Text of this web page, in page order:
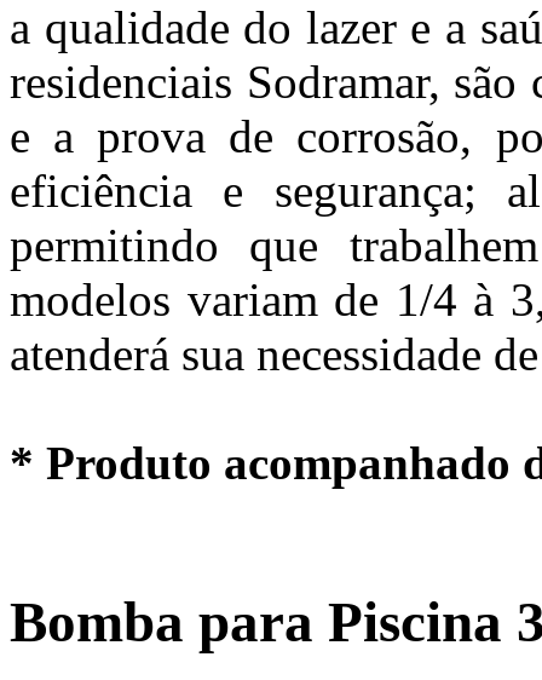
a qualidade do lazer e a
residenciais Sodramar,
e a prova de corrosão,
eficiência e segurança;
permitindo que
modelos variam de 1/4 à
atenderá sua necessidade
* Produto acompanhado
Bomba para Piscina